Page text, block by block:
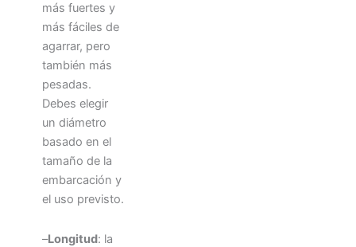
más fuertes y
más fáciles de
agarrar, pero
también más
pesadas.
Debes elegir
un diámetro
basado en el
tamaño de la
embarcación y
el uso previsto.
–Longitud: la